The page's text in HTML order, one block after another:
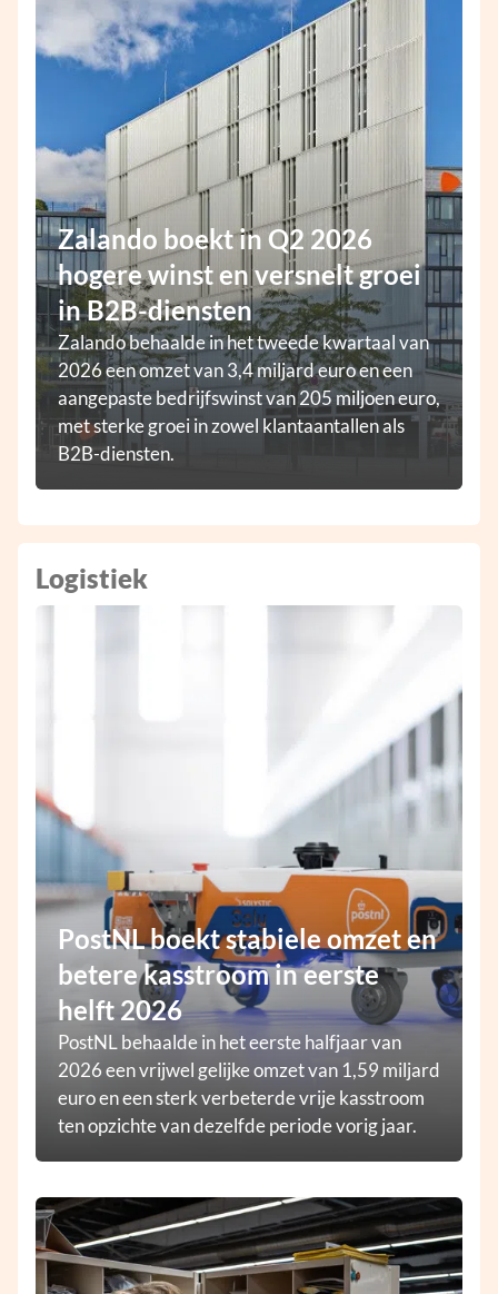
Zalando boekt in Q2 2026
hogere winst en versnelt groei
in B2B-diensten
Zalando behaalde in het tweede kwartaal van
2026 een omzet van 3,4 miljard euro en een
aangepaste bedrijfswinst van 205 miljoen euro,
met sterke groei in zowel klantaantallen als
B2B-diensten.
Logistiek
PostNL boekt stabiele omzet en
betere kasstroom in eerste
helft 2026
PostNL behaalde in het eerste halfjaar van
2026 een vrijwel gelijke omzet van 1,59 miljard
euro en een sterk verbeterde vrije kasstroom
ten opzichte van dezelfde periode vorig jaar.